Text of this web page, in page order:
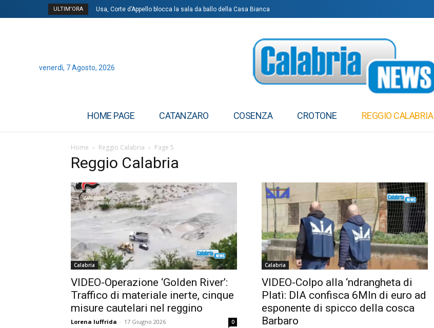
ULTIM'ORA Usa, Corte d’Appello blocca la sala da ballo della Casa Bianca
venerdì, 7 Agosto, 2026
HOME PAGE CATANZARO COSENZA CROTONE REGGIO CALABRIA
Home Reggio Calabria Page 5
Reggio Calabria
Calabria
VIDEO-Operazione ‘Golden River’:
Traffico di materiale inerte, cinque
misure cautelari nel reggino
Lorena Iuffrida - 17 Giugno 2026 0
Calabria
VIDEO-Colpo alla ‘ndrangheta di
Platì: DIA confisca 6Mln di euro ad
esponente di spicco della cosca
Barbaro